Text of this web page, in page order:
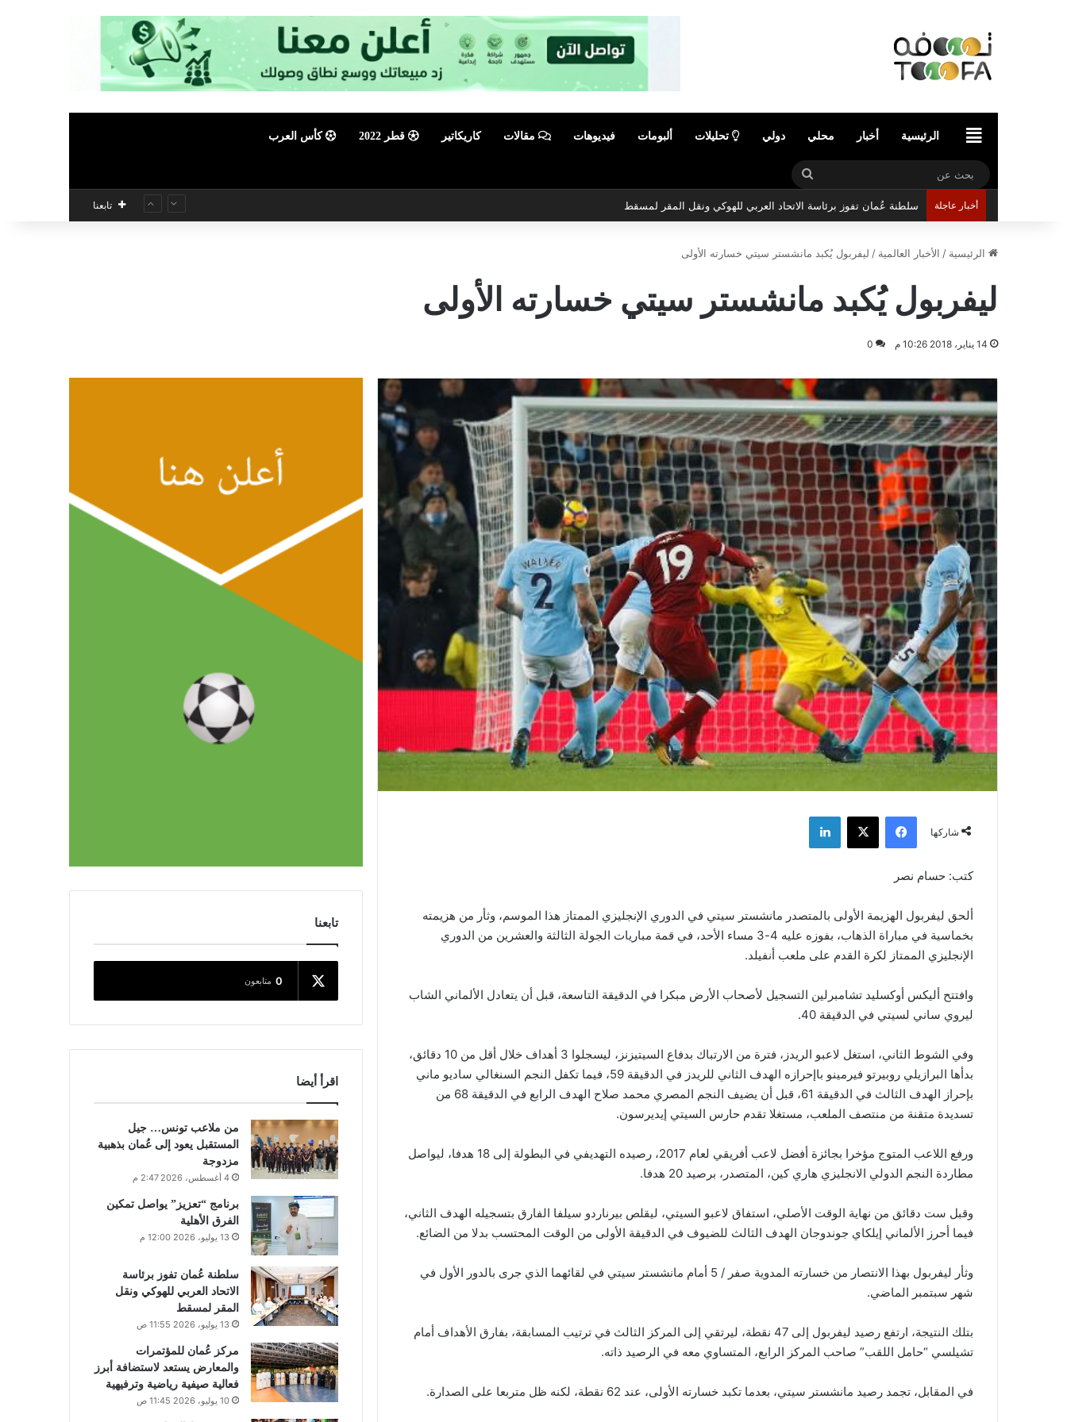
الرئيسيةالرئيسية أخبار محلي دولي تحليلات ألبومات فيديوهات مقالات كاريكاتير قطر 2022 كأس العرب
بحث
عن
أخبار عاجلة سلطنة عُمان تفوز برئاسة الاتحاد العربي للهوكي ونقل المقر لمسقط تابعنا
الرئيسية / الأخبار العالمية / ليفربول يُكبد مانشستر سيتي خسارته الأولى
ليفربول يُكبد مانشستر سيتي خسارته الأولى
14 يناير، 2018 10:26 م 0
شاركها
فيسبوك ‫X لينكدإن
كتب: حسام نصر
ألحق ليفربول الهزيمة الأولى بالمتصدر مانشستر سيتي في الدوري الإنجليزي الممتاز هذا الموسم، وثأر من هزيمته
بخماسية في مباراة الذهاب، بفوزه عليه 4-3 مساء الأحد، في قمة مباريات الجولة الثالثة والعشرين من الدوري
الإنجليزي الممتاز لكرة القدم على ملعب أنفيلد.
وافتتح أليكس أوكسليد تشامبرلين التسجيل لأصحاب الأرض مبكرا في الدقيقة التاسعة، قبل أن يتعادل الألماني الشاب
ليروي ساني لسيتي في الدقيقة 40.
وفي الشوط الثاني، استغل لاعبو الريدز، فترة من الارتباك بدفاع السيتيزنز، ليسجلوا 3 أهداف خلال أقل من 10 دقائق،
بدأها البرازيلي روبيرتو فيرمينو باإحرازه الهدف الثاني للريدز في الدقيقة 59، فيما تكفل النجم السنغالي ساديو ماني
بإحراز الهدف الثالث في الدقيقة 61، قبل أن يضيف النجم المصري محمد صلاح الهدف الرابع في الدقيقة 68 من
تسديدة متقنة من منتصف الملعب، مستغلا تقدم حارس السيتي إيديرسون.
ورفع اللاعب المتوج مؤخرا بجائزة أفضل لاعب أفريقي لعام 2017، رصيده التهديفي في البطولة إلى 18 هدفا، ليواصل
مطاردة النجم الدولي الانجليزي هاري كين، المتصدر، برصيد 20 هدفا.
وقبل ست دقائق من نهاية الوقت الأصلي، استفاق لاعبو السيتي، ليقلص بيرناردو سيلفا الفارق بتسجيله الهدف الثاني،
فيما أحرز الألماني إيلكاي جوندوجان الهدف الثالث للضيوف في الدقيقة الأولى من الوقت المحتسب بدلا من الضائع.
وثأر ليفربول بهذا الانتصار من خسارته المدوية صفر / 5 أمام مانشستر سيتي في لقائهما الذي جرى بالدور الأول في
شهر سبتمبر الماضي.
بتلك النتيجة، ارتفع رصيد ليفربول إلى 47 نقطة، ليرتقي إلى المركز الثالث في ترتيب المسابقة، بفارق الأهداف أمام
تشيلسي “حامل اللقب” صاحب المركز الرابع، المتساوي معه في الرصيد ذاته.
في المقابل، تجمد رصيد مانشستر سيتي، بعدما تكبد خسارته الأولى، عند 62 نقطة، لكنه ظل متربعا على الصدارة.
تابعنا
0 متابعون
اقرأ أيضا
من ملاعب تونس… جيل
المستقبل يعود إلى عُمان بذهبية
مزدوجة
4 أغسطس، 2026 2:47 م
برنامج “تعزيز” يواصل تمكين
الفرق الأهلية
13 يوليو، 2026 12:00 م
سلطنة عُمان تفوز برئاسة
الاتحاد العربي للهوكي ونقل
المقر لمسقط
13 يوليو، 2026 11:55 ص
مركز عُمان للمؤتمرات
والمعارض يستعد لاستضافة أبرز
فعالية صيفية رياضية وترفيهية
10 يوليو، 2026 11:45 ص